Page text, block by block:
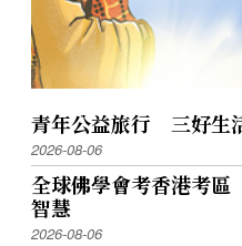
青年公益旅行 三好生
2026-08-06
全球佛學會考香港考
智慧
2026-08-06